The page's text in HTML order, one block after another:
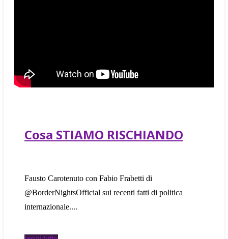
Cosa STIAMO RISCHIANDO
Fausto Carotenuto con Fabio Frabetti di
@BorderNightsOfficial sui recenti fatti di politica
internazionale.